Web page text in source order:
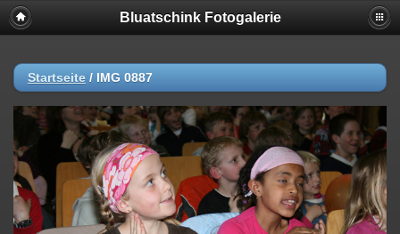
Bluatschink Fotogalerie
Startseite / IMG 0887